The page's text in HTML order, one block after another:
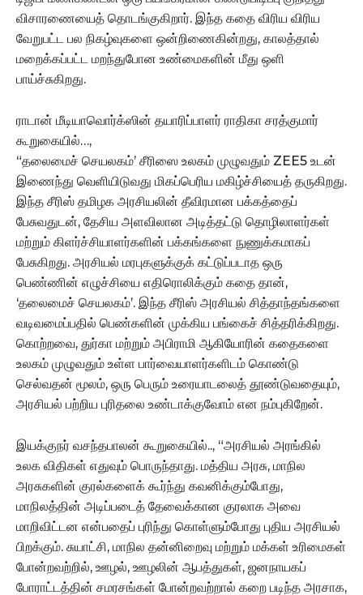
விசாரணையைத் தொடங்குகிறார். இந்த கதை விரிய விரிய
வேறுபட்ட பல நிகழ்வுகளை ஒன்றிணைகின்றது, காலத்தால்
மறைக்கப்பட்ட மறந்துபோன உண்மைகளின் மீது ஒளி
பாய்ச்சுகிறது.
ராடான் மீடியாவொர்க்ஸின் தயாரிப்பாளர் ராதிகா சரத்குமார்
கூறுகையில்…,
“தலைமைச் செயலகம்’ சீரிஸை உலகம் முழுவதும் ZEE5 உடன்
இணைந்து வெளியிடுவது மிகப்பெரிய மகிழ்ச்சியைத் தருகிறது.
இந்த சீரிஸ் தமிழக அரசியலின் தீவிரமான பக்கத்தைப்
பேசுவதுடன், தேசிய அளவிலான அடித்தட்டு தொழிலாளர்கள்
மற்றும் கிளர்ச்சியாளர்களின் பக்கங்களை நுணுக்கமாகப்
பேசுகிறது. அரசியல் மரபுகளுக்குக் கட்டுப்படாத ஒரு
பெண்ணின் எழுச்சியை எதிரொலிக்கும் கதை தான்,
‘தலைமைச் செயலகம்’. இந்த சீரிஸ் அரசியல் சித்தாந்தங்களை
வடிவமைப்பதில் பெண்களின் முக்கிய பங்கைச் சித்தரிக்கிறது.
கொற்றவை, துர்கா மற்றும் அபிராமி ஆகியோரின் கதைகளை
உலகம் முழுவதும் உள்ள பார்வையாளர்களிடம் கொண்டு
செல்வதன் மூலம், ஒரு பெரும் உரையாடலைத் தூண்டுவதையும்,
அரசியல் பற்றிய புரிதலை உண்டாக்குவோம் என நம்புகிறேன்.
இயக்குநர் வசந்தபாலன் கூறுகையில்.., “அரசியல் அரங்கில்
உலக விதிகள் எதுவும் பொருந்தாது. மத்திய அரசு, மாநில
அரசுகளின் குரல்களைக் கூர்ந்து கவனிக்கும்போது,
மாநிலத்தின் அடிப்படைத் தேவைக்கான குரலாக அவை
மாறிவிட்டன என்பதைப் புரிந்து கொள்ளும்போது புதிய அரசியல்
பிறக்கும். சுயாட்சி, மாநில தன்னிறைவு மற்றும் மக்கள் உரிமைகள்
போன்றவற்றில், ஊழல், ஊழலின் ஆபத்துகள், ஜனநாயகப்
போராட்டத்தின் சமரசங்கள் போன்றவற்றால் கறை படிந்த அரசாக,